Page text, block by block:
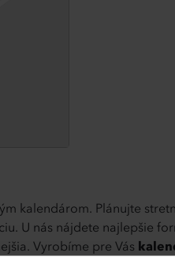
kalendárom. Plánujte
U nás nájdete najlepšie
Vyrobíme pre Vás